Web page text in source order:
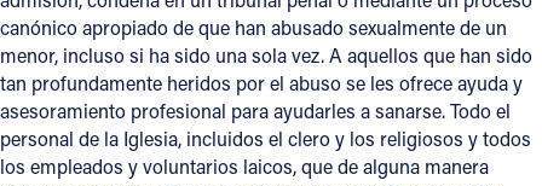
canónico apropiado de que han abusado sexualmente de un
menor, incluso si ha sido una sola vez. A aquellos que han sido
tan profundamente heridos por el abuso se les ofrece ayuda y
asesoramiento profesional para ayudarles a sanarse. Todo el
personal de la Iglesia, incluidos el clero y los religiosos y todos
los empleados y voluntarios laicos, que de alguna manera